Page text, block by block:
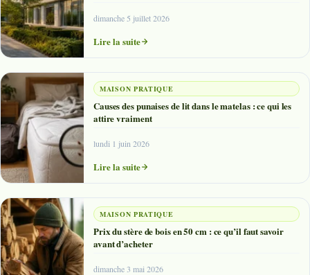
dimanche 5 juillet 2026
Lire la suite
MAISON PRATIQUE
Causes des punaises de lit dans le matelas : ce qui les
attire vraiment
lundi 1 juin 2026
Lire la suite
MAISON PRATIQUE
Prix du stère de bois en 50 cm : ce qu’il faut savoir
avant d’acheter
dimanche 3 mai 2026